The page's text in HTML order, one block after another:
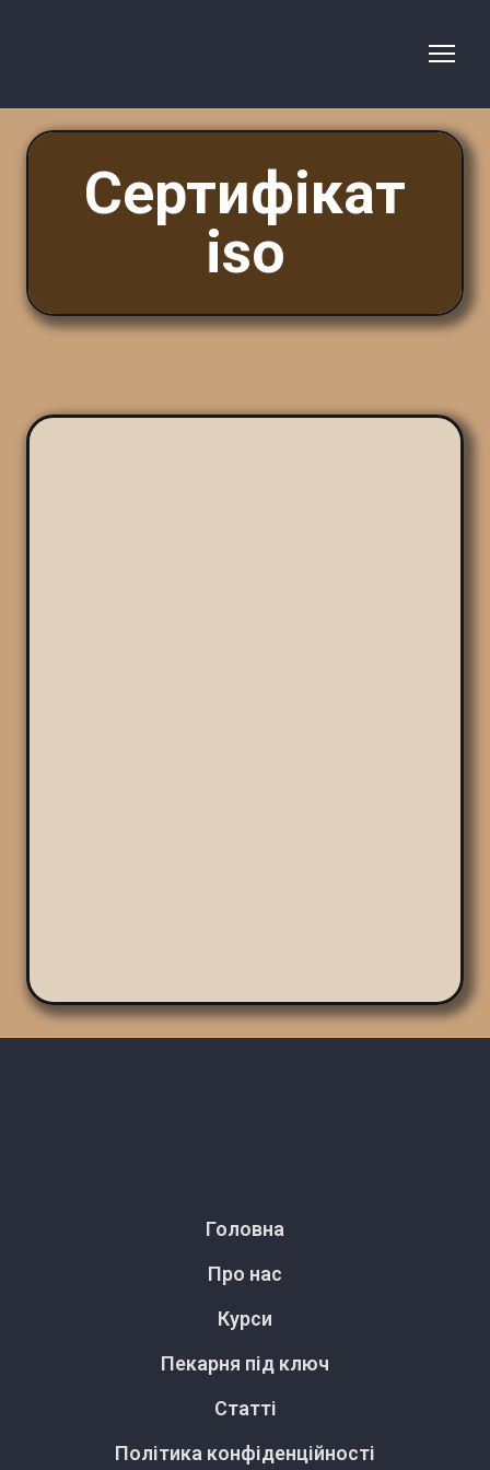
Сертифікат
iso
Головна
Про нас
Курси
Пекарня під ключ
Статті
Політика конфіденційності